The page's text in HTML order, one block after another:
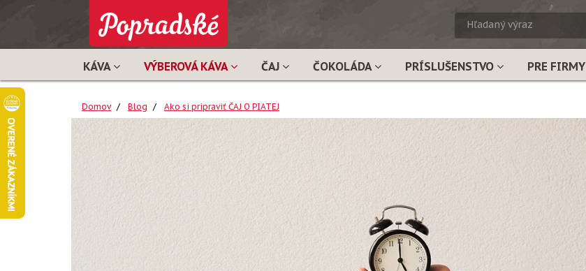
KÁVA VÝBEROVÁ KÁVA ČAJ ČOKOLÁDA PRÍSLUŠENSTVO PRE FIRMY
Domov Blog Ako si pripraviť ČAJ O PIATEJ